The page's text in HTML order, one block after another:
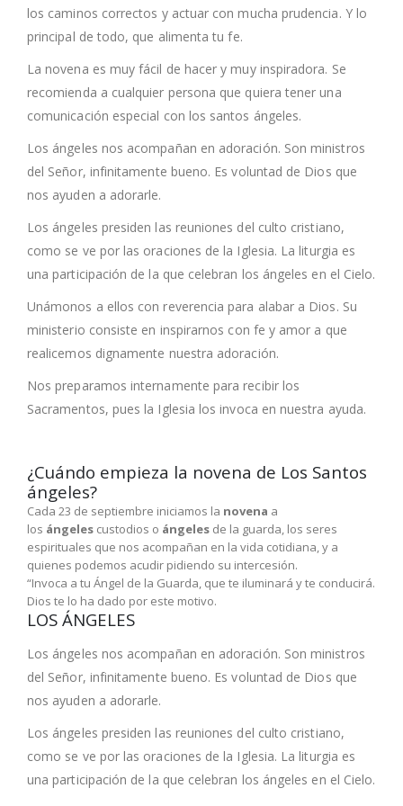
los caminos correctos y actuar con mucha prudencia. Y lo
principal de todo, que alimenta tu fe.
La novena es muy fácil de hacer y muy inspiradora. Se
recomienda a cualquier persona que quiera tener una
comunicación especial con los santos ángeles.
Los ángeles nos acompañan en adoración. Son ministros
del Señor, infinitamente bueno. Es voluntad de Dios que
nos ayuden a adorarle.
Los ángeles presiden las reuniones del culto cristiano,
como se ve por las oraciones de la Iglesia. La liturgia es
una participación de la que celebran los ángeles en el Cielo.
Unámonos a ellos con reverencia para alabar a Dios. Su
ministerio consiste en inspirarnos con fe y amor a que
realicemos dignamente nuestra adoración.
Nos preparamos internamente para recibir los
Sacramentos, pues la Iglesia los invoca en nuestra ayuda.
¿Cuándo empieza la novena de Los Santos
ángeles?
Cada 23 de septiembre iniciamos la novena a
los ángeles custodios o ángeles de la guarda, los seres
espirituales que nos acompañan en la vida cotidiana, y a
quienes podemos acudir pidiendo su intercesión.
“Invoca a tu Ángel de la Guarda, que te iluminará y te conducirá.
Dios te lo ha dado por este motivo.
LOS ÁNGELES
Los ángeles nos acompañan en adoración. Son ministros
del Señor, infinitamente bueno. Es voluntad de Dios que
nos ayuden a adorarle.
Los ángeles presiden las reuniones del culto cristiano,
como se ve por las oraciones de la Iglesia. La liturgia es
una participación de la que celebran los ángeles en el Cielo.